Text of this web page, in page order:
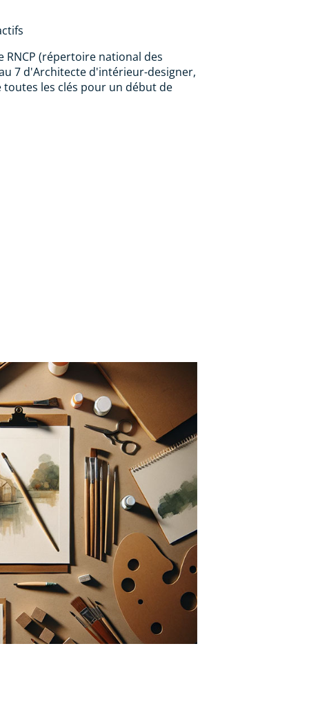
(répertoire national des
7 d'Architecte d'intérieur-designer,
toutes les clés pour un début de